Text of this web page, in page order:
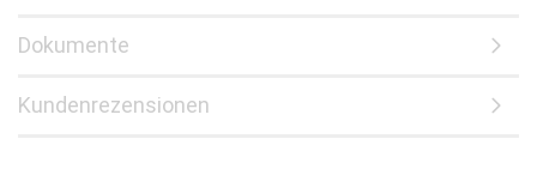
Dokumente
Kundenrezensionen